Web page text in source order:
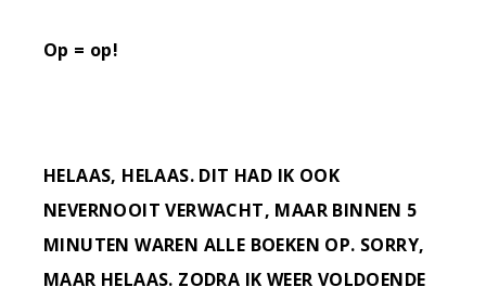
Op = op!
HELAAS, HELAAS. DIT HAD IK OOK
NEVERNOOIT VERWACHT, MAAR BINNEN 5
MINUTEN WAREN ALLE BOEKEN OP. SORRY,
MAAR HELAAS. ZODRA IK WEER VOLDOENDE